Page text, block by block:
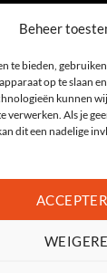
Beheer
te bieden,
op te slaan
kunnen
verwerken. Als je
dit een nadelige
353
Cookiebeleid (EU)